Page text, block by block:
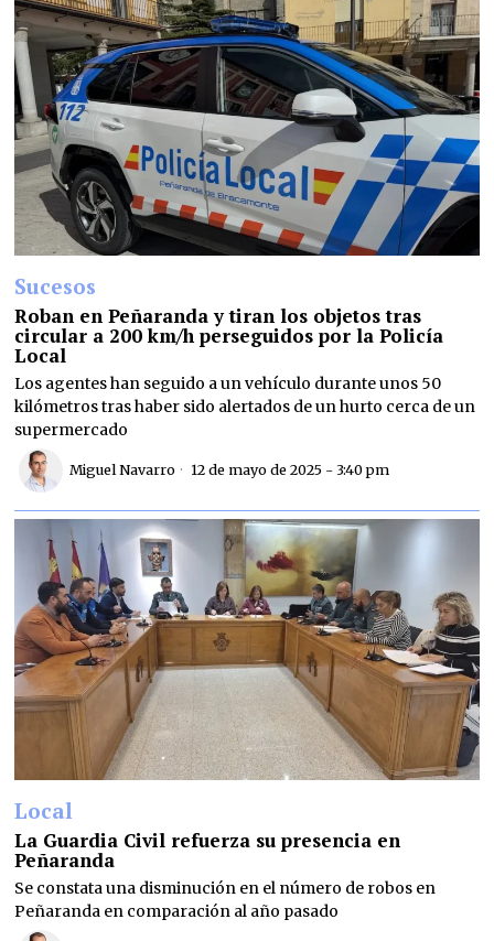
Sucesos
Roban en Peñaranda y tiran los objetos tras
circular a 200 km/h perseguidos por la Policía
Local
Los agentes han seguido a un vehículo durante unos 50
kilómetros tras haber sido alertados de un hurto cerca de un
supermercado
Miguel Navarro 12 de mayo de 2025 - 3:40 pm
Local
La Guardia Civil refuerza su presencia en
Peñaranda
Se constata una disminución en el número de robos en
Peñaranda en comparación al año pasado